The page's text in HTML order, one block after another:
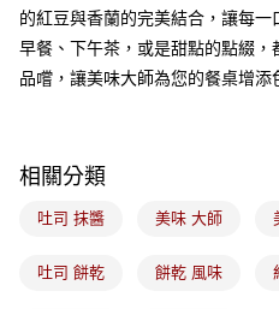
7-11取貨(5kg以內，尺寸不超過
每筆NT$100，滿NT$1,500(含以
常溫宅配-(限重20kg以下)
付款後門市自取
的紅豆與香蘭的完美結合，讓每
早餐、下午茶，或是甜點的點綴
品嚐，讓美味大師為您的餐桌增添
相關分類
吐司 抹醬 美味 大師
吐司 餅乾 餅乾 風味